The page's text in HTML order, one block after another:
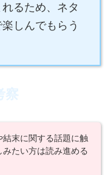
るため、ネタ
しんでもらう
察
末に関する話題に触
たい方は読み進める